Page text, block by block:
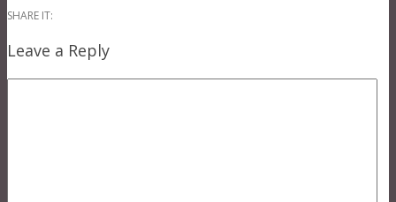
SHARE IT:
Leave a Reply